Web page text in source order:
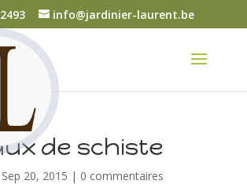
info@jardinier-laurent.be
de schiste
Sep 20, 2015 | 0 commentaires